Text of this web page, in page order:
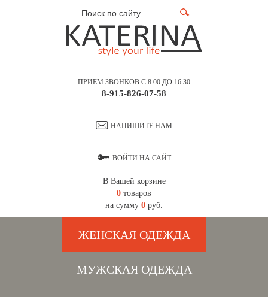
ПРИЕМ ЗВОНКОВ С 8.00 ДО 16.30
8-915-826-07-58
НАПИШИТЕ НАМ
ВОЙТИ НА САЙТ
В Вашей корзине
0 товаров
на сумму 0 руб.
ЖЕНСКАЯ ОДЕЖДА
МУЖСКАЯ ОДЕЖДА